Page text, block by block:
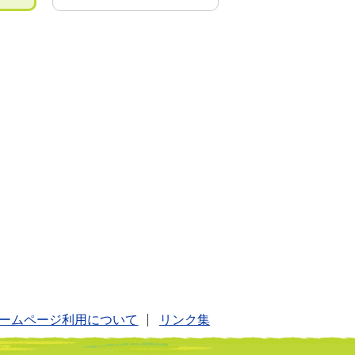
ムページ利用について リンク集